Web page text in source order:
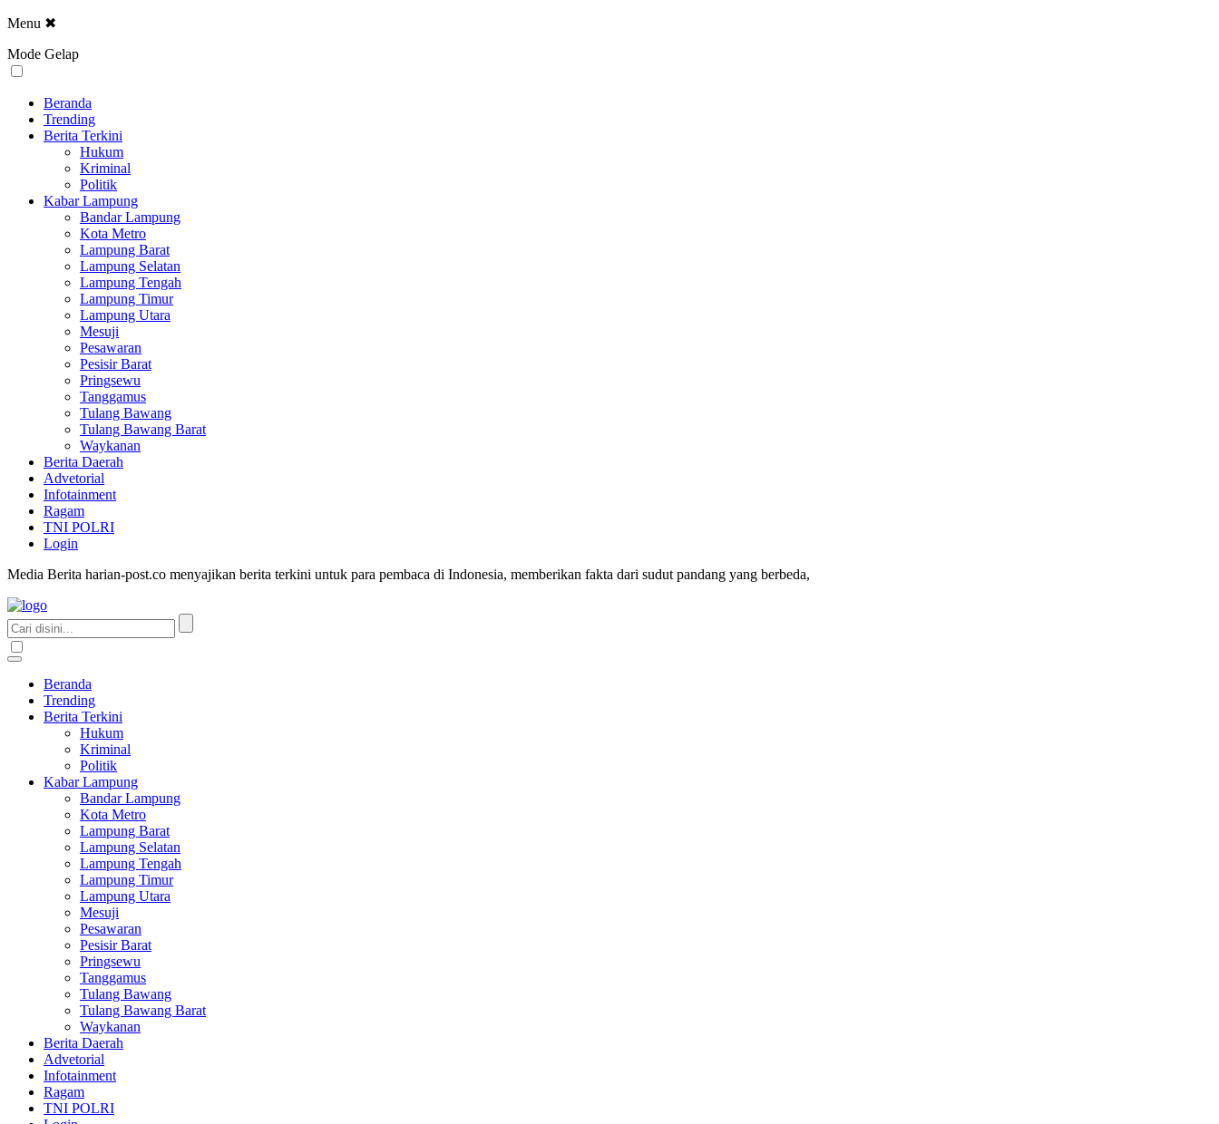
Menu ✖
Mode Gelap
Beranda
Trending
Berita Terkini
Hukum
Kriminal
Politik
Kabar Lampung
Bandar Lampung
Kota Metro
Lampung Barat
Lampung Selatan
Lampung Tengah
Lampung Timur
Lampung Utara
Mesuji
Pesawaran
Pesisir Barat
Pringsewu
Tanggamus
Tulang Bawang
Tulang Bawang Barat
Waykanan
Berita Daerah
Advetorial
Infotainment
Ragam
TNI POLRI
Login
Media Berita harian-post.co menyajikan berita terkini untuk para pembaca di Indonesia, memberikan fakta dari sudut pandang yang berbeda,
Beranda
Trending
Berita Terkini
Hukum
Kriminal
Politik
Kabar Lampung
Bandar Lampung
Kota Metro
Lampung Barat
Lampung Selatan
Lampung Tengah
Lampung Timur
Lampung Utara
Mesuji
Pesawaran
Pesisir Barat
Pringsewu
Tanggamus
Tulang Bawang
Tulang Bawang Barat
Waykanan
Berita Daerah
Advetorial
Infotainment
Ragam
TNI POLRI